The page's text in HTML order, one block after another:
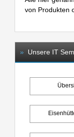
von Produkten
» Unsere IT